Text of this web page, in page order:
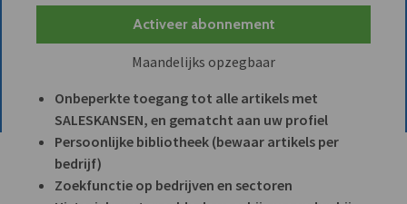
Activeer abonnement
Maandelijks opzegbaar
Onbeperkte toegang tot alle artikels met
SALESKANSEN, en gematcht aan uw profiel
Persoonlijke bibliotheek (bewaar artikels per
bedrijf)
Zoekfunctie op bedrijven en sectoren